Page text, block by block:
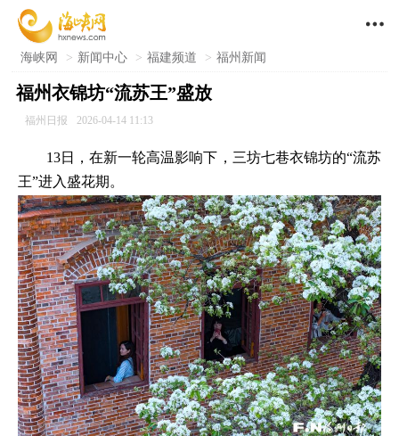

海峡网 > 新闻中心 > 福建频道 > 福州新闻
福州衣锦坊“流苏王”盛放
福州日报 2026-04-14 11:13
13日，在新一轮高温影响下，三坊七巷衣锦坊的“流苏
王”进入盛花期。